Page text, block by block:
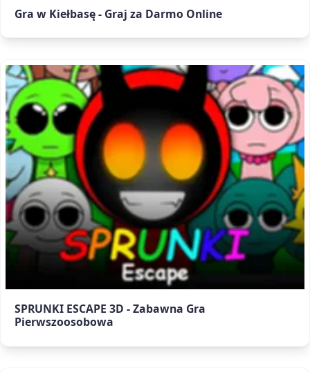
Gra w Kiełbasę - Graj za Darmo Online
SPRUNKI ESCAPE 3D - Zabawna Gra
Pierwszoosobowa